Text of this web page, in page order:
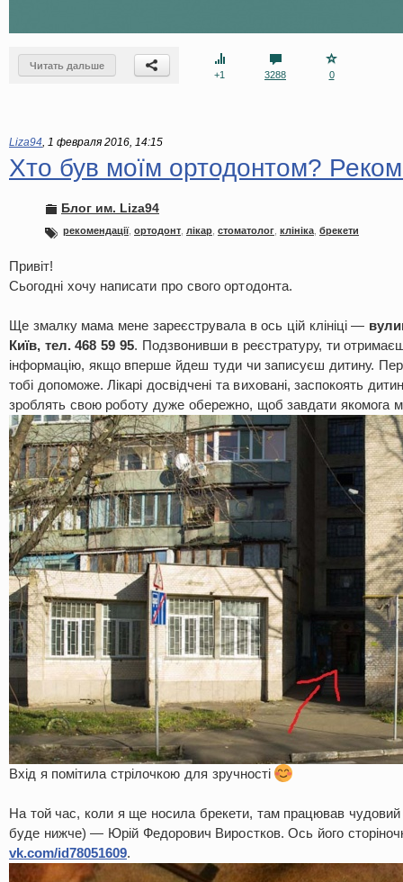
Читать дальше
+1
3288 0
Liza94, 1 февраля 2016, 14:15
Хто був моїм ортодонтом?
Блог им. Liza94
рекомендації, ортодонт лікар стоматолог клініка брекети
Привіт!
Сьогодні хочу написати про свого ортодонта.
Ще змалку мама мене зареєструвала в ось цій клініці —
Київ, тел. 468 59 95. Подзвонивши в реєстратуру, ти
інформацію, якщо вперше йдеш туди чи записуєш дитину.
тобі допоможе. Лікарі досвідчені та виховані, заспокоять
зроблять свою роботу дуже обережно, щоб завдати якомога
Вхід я помітила стрілочкою для зручності
На той час, коли я ще носила брекети, там працював чудовий
буде нижче) — Юрій Федорович Виростков. Ось його
vk.com/id78051609.